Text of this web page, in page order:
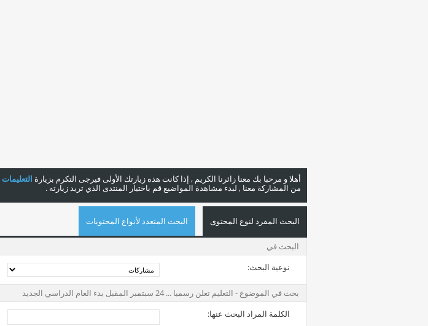
أهلا و مرحبا بك معنا زائرنا الكريم , إذا كانت هذه زيارتك الأولى فيرجى التكرم بزيارة التعليمات
من المشاركة معنا , لبدء مشاهدة المواضيع قم باختيار المنتدى الذي تريد زيارته .
البحث المفرد لنوع المحتوى البحث المتعدد لأنواع المحتويات
البحث في
نوعية البحث:
بحث في الموضوع - التعليم تعلن رسميا ... 24 سبتمبر المقبل بدء العام الدراسي الجديد
الكلمة المراد البحث عنها: